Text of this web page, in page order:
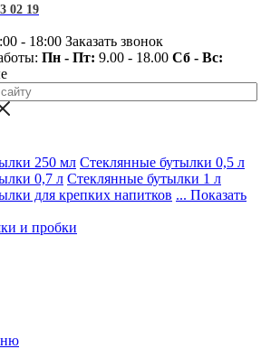
02 19
- 18:00 Заказать звонок
Пн - Пт: 9.00 - 18.00 Сб - Вс:
250 мл Стеклянные бутылки 0,5 л
0,7 л Стеклянные бутылки 1 л
для крепких напитков ... Показать
и пробки